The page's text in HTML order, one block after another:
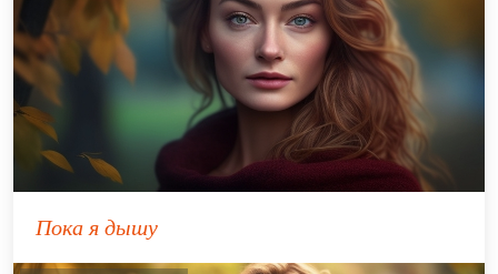
Пока я дышу